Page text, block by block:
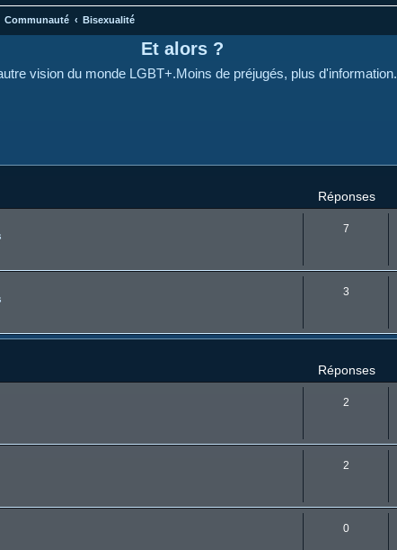
Communauté Bisexualité
Et alors ?
vision du monde LGBT+.Moins de préjugés, plus d'information.
Réponses
7
3
Réponses
2
2
0